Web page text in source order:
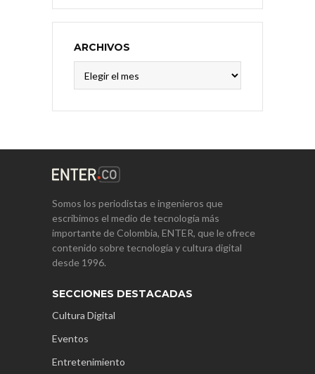
ARCHIVOS
Somos los periodistas e ingenieros que
escribimos el medio de tecnología más
importante de Colombia, ENTER, que le ofrece
contenido sobre tecnología y cultura digital
desde 1996.
SECCIONES DESTACADAS
Cultura Digital
Eventos
Entretenimiento